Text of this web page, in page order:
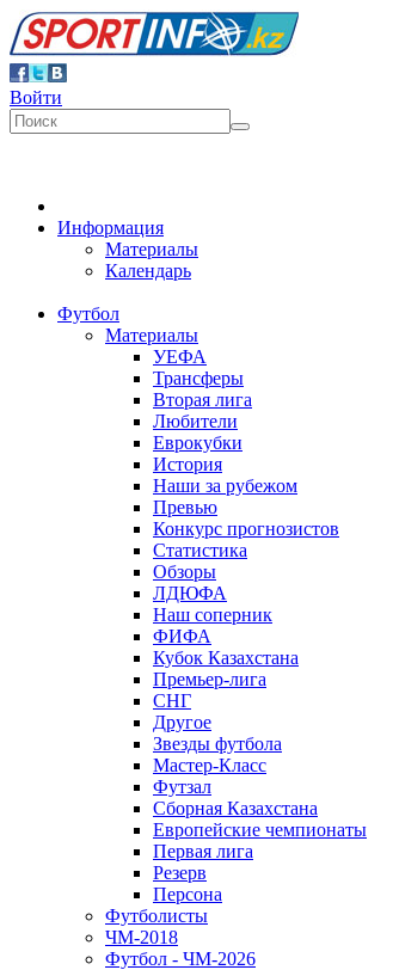
Войти
Информация
Материалы
Календарь
Футбол
Материалы
УЕФА
Трансферы
Вторая лига
Любители
Еврокубки
История
Наши за рубежом
Превью
Конкурс прогнозистов
Статистика
Обзоры
ЛДЮФА
Наш соперник
ФИФА
Кубок Казахстана
Премьер-лига
СНГ
Другое
Звезды футбола
Мастер-Класс
Футзал
Сборная Казахстана
Европейские чемпионаты
Первая лига
Резерв
Персона
Футболисты
ЧМ-2018
Футбол - ЧМ-2026